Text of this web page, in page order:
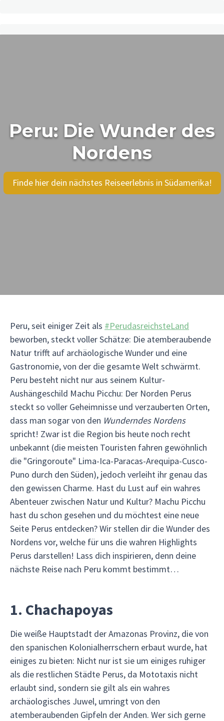
Peru: Die Wunder des
Nordens
Finde hier dein nächstes Reiseerlebnis in Südamerika!
Peru, seit einiger Zeit als #PerudasreichsteLand
beworben, steckt voller Schätze: Die atemberaubende
Natur trifft auf archäologische Wunder und eine
Gastronomie, von der die gesamte Welt schwärmt.
Peru besteht nicht nur aus seinem Kultur-
Aushängeschild Machu Picchu: Der Norden Perus
steckt so voller Geheimnisse und verzauberten Orten,
dass man sogar von den Wunderndes Nordens
spricht! Zwar ist die Region bis heute noch recht
unbekannt (die meisten Touristen fahren gewöhnlich
die "Gringoroute" Lima-Ica-Paracas-Arequipa-Cusco-
Puno durch den Süden), jedoch verleiht ihr genau das
den gewissen Charme. Hast du Lust auf ein wahres
Abenteuer zwischen Natur und Kultur? Machu Picchu
hast du schon gesehen und du möchtest eine neue
Seite Perus entdecken? Wir stellen dir die Wunder des
Nordens vor, welche für uns die wahren Highlights
Perus darstellen! Lass dich inspirieren, denn deine
nächste Reise nach Peru kommt bestimmt…
1. Chachapoyas
Die weiße Hauptstadt der Amazonas Provinz, die von
den spanischen Kolonialherrschern erbaut wurde, hat
einiges zu bieten: Nicht nur ist sie um einiges ruhiger
als die restlichen Städte Perus, da Mototaxis nicht
erlaubt sind, sondern sie gilt als ein wahres
archäologisches Juwel, umringt von den
atemberaubenden Gipfeln der Anden. Wer sich gerne